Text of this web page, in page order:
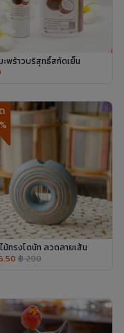
ะพร้าวบริสุทธิ์สกัดเย็น
ม้ทรงโดนัท ลวดลายเส้น
฿ 290